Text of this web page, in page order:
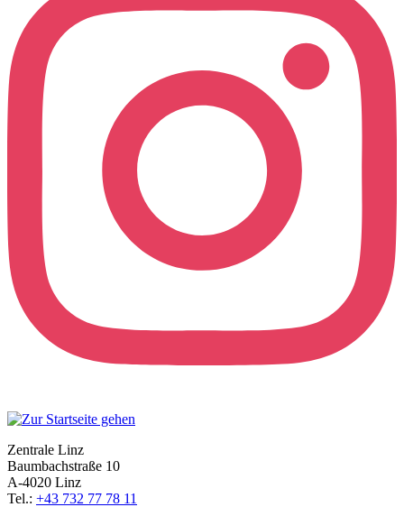
Zentrale Linz
Baumbachstraße 10
A-4020 Linz
Tel.: +43 732 77 78 11